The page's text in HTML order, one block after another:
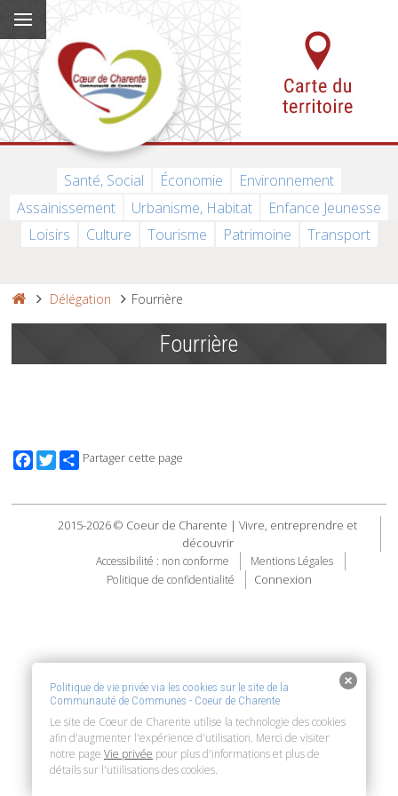
Santé, Social Économie
Environnement
Assainissement
Urbanisme, Habitat
Enfance Jeunesse
Loisirs
Culture Tourisme Patrimoine Transport
Délégation Fourrière
Fourrière
Facebook
TwitterPartager cette page
2015-2026 © Coeur de Charente | Vivre, entreprendre et
découvrir
Accessibilité : non conforme
Mentions Légales
Politique de confidentialité
Connexion
Politique de vie privée via les cookies sur le site de la
Communauté de Communes - Coeur de Charente
Le site de Coeur de Charente utilise la technologie des cookies
afin d'augmenter l'expérience d'utilisation. Merci de visiter
notre page Vie privée pour plus d'informations et plus de
détails sur l'utiilisations des cookies.